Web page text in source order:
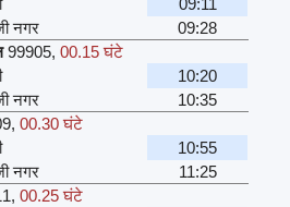
09:11
नगर
09:28
99905,00.15 घंटे
10:20
नगर
10:35
,00.30 घंटे
10:55
नगर
11:25
,00.25 घंटे